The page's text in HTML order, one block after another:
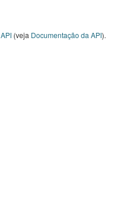
API(veja Documentação da API).